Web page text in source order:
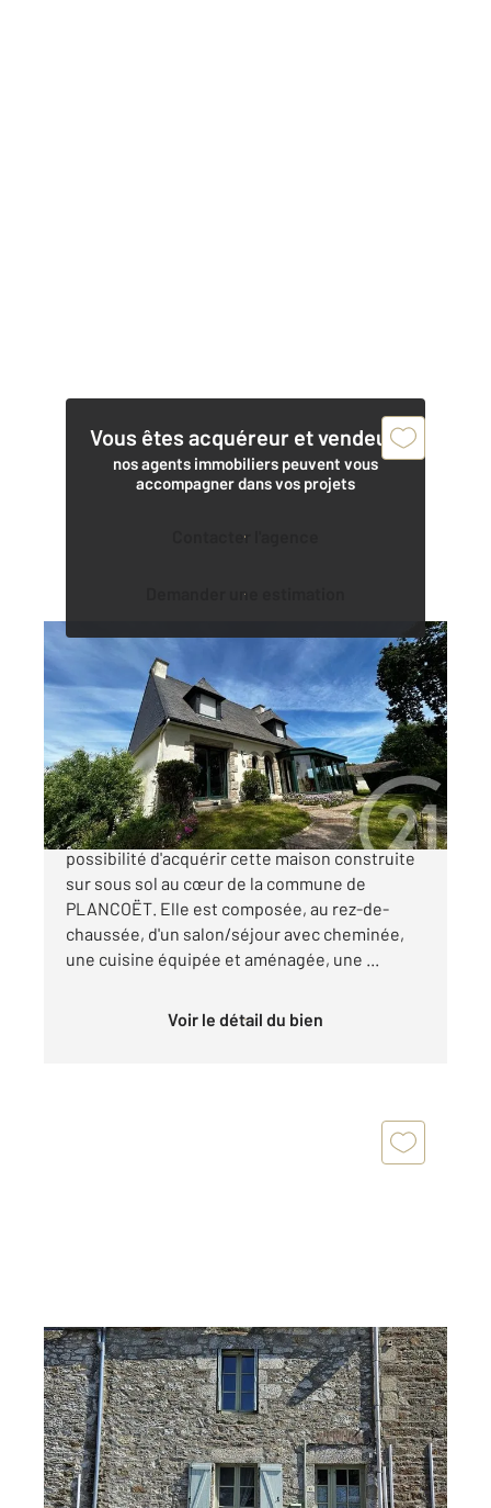
Vous êtes acquéreur et vendeur,
nos agents immobiliers peuvent vous
accompagner dans vos projets
Contacter l'agence
Demander une estimation
PLANCOET 22
2
, 5 pièces
Ref : 1866
Maison à vendre
284 850 €
CENTURY 21 Dufeil Invest vous offre la
possibilité d'acquérir cette maison construite
sur sous sol au cœur de la commune de
PLANCOËT. Elle est composée, au rez-de-
chaussée, d'un salon/séjour avec cheminée,
une cuisine équipée et aménagée, une ...
Voir le détail du bien
BEAUSSAIS SUR MER 22
100,38 m2, 4 pièces
Ref : 1882
Maison à vendre
221 550 €